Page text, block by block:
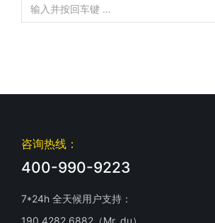
咨询热线：
400-990-9223
7*24h 全天候用户支持：
190 4282 6882（Mr. du）